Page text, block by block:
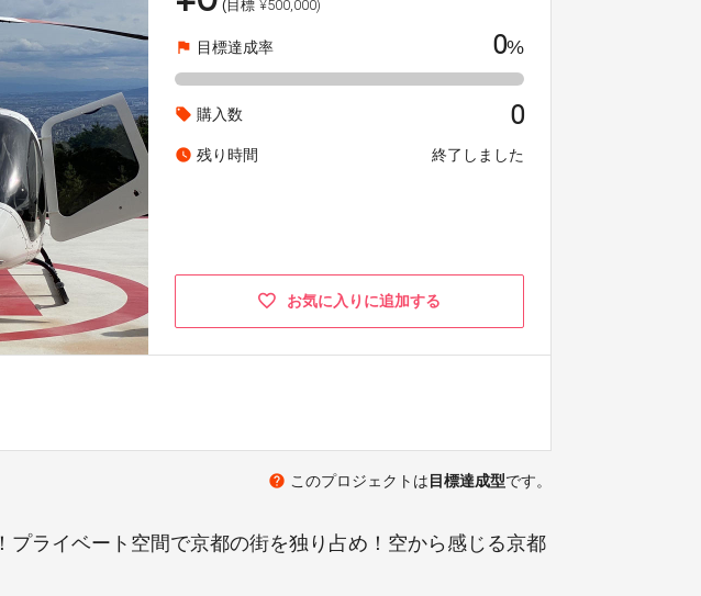
(目標 ¥500,000)
flag 目標達成率 0%
local_offer 購入数 0
watch_later 残り時間 終了しました
お気に入りに追加する
help このプロジェクトは 目標達成型です。
ライベート空間で京都の街を独り占め！空から感じる京都